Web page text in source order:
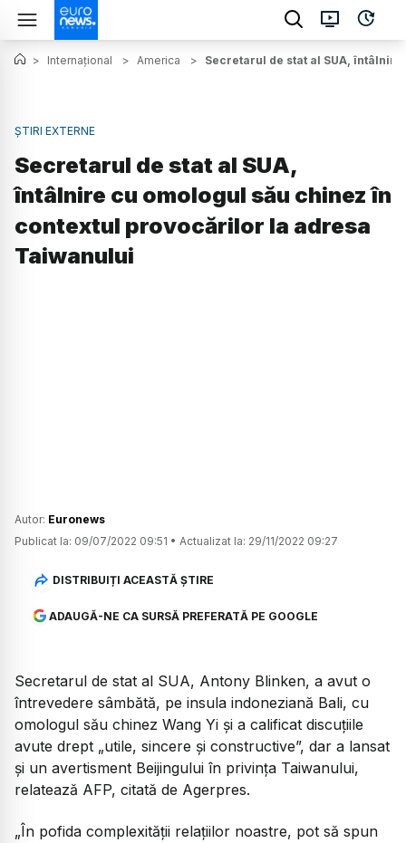
> Internațional > America > Secretarul de stat al SUA,
ȘTIRI EXTERNE
Secretarul de stat al SUA,
întâlnire cu omologul său chinez în
contextul provocărilor la adresa
Taiwanului
Autor: Euronews
Publicat la: 09/07/2022 09:51 • Actualizat la: 29/11/2022 09:27
DISTRIBUIȚI ACEASTĂ ȘTIRE
ADAUGĂ-NE CA SURSĂ PREFERATĂ PE GOOGLE
Secretarul de stat al SUA, Antony Blinken, a avut o
întrevedere sâmbătă, pe insula indoneziană Bali, cu
omologul său chinez Wang Yi şi a calificat discuţiile
avute drept „utile, sincere şi constructive”, dar a lansat
şi un avertisment Beijingului în privinţa Taiwanului,
relatează AFP, citată de Agerpres.
„În pofida complexităţii relaţiilor noastre, pot să spun